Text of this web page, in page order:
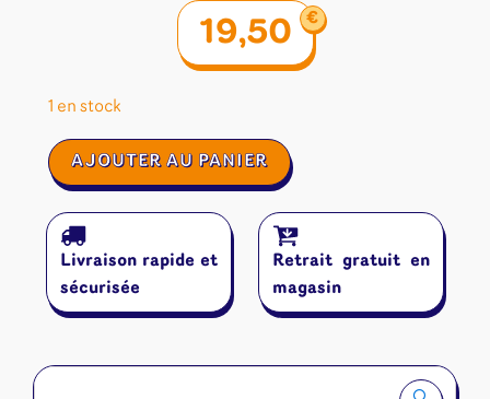
19,50 €
1 en stock
quantité
de
List
récré
AJOUTER AU PANIER
Livraison rapide et
sécurisée
Retrait gratuit en
magasin